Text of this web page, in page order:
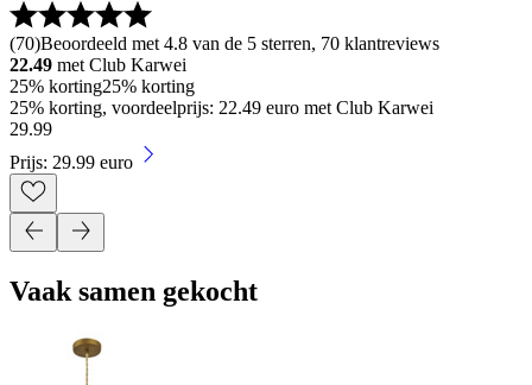
(70)Beoordeeld met 4.8 van de 5 sterren, 70 klantreviews
22.49 met Club Karwei
25% korting25% korting
25% korting, voordeelprijs: 22.49 euro met Club Karwei
29.99
Prijs: 29.99 euro
Vaak samen gekocht